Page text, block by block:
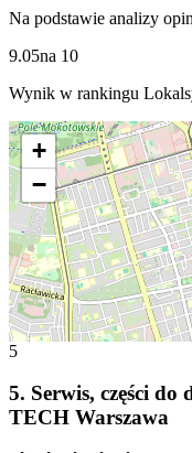
Na podstawie analizy
9.05na 10
Wynik w rankingu
+
−
5
5. Serwis, części
TECH Warszawa